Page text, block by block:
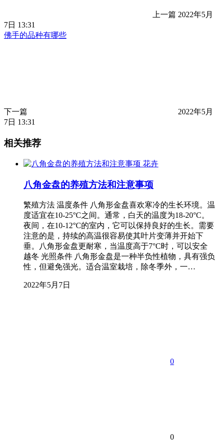
上一篇 2022年5月
7日 13:31
佛手的品种有哪些
下一篇
2022年5月
7日 13:31
相关推荐
花卉
八角金盘的养殖方法和注意事项
繁殖方法 温度条件 八角形金盘喜欢寒冷的生长环境。温
度适宜在10-25°C之间。通常，白天的温度为18-20°C。
夜间，在10-12°C的室内，它可以保持良好的生长。需要
注意的是，持续的高温很容易使其叶片变薄并开始下
垂。八角形金盘更耐寒，当温度高于7°C时，可以安全
越冬 光照条件 八角形金盘是一种半负性植物，具有强负
性，但避免强光。适合温室栽培，除冬季外，一…
2022年5月7日
0
0